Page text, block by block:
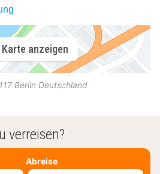
anzeigen
Berlin Deutschland
verreisen?
Abreise